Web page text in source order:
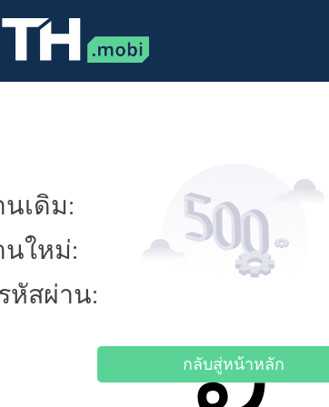
เดิม:
นใหม่:
หัสผ่าน:
กลับสู่หน้าหลัก